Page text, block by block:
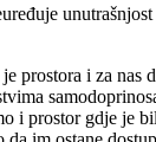
i za nas
i prostor gdje je